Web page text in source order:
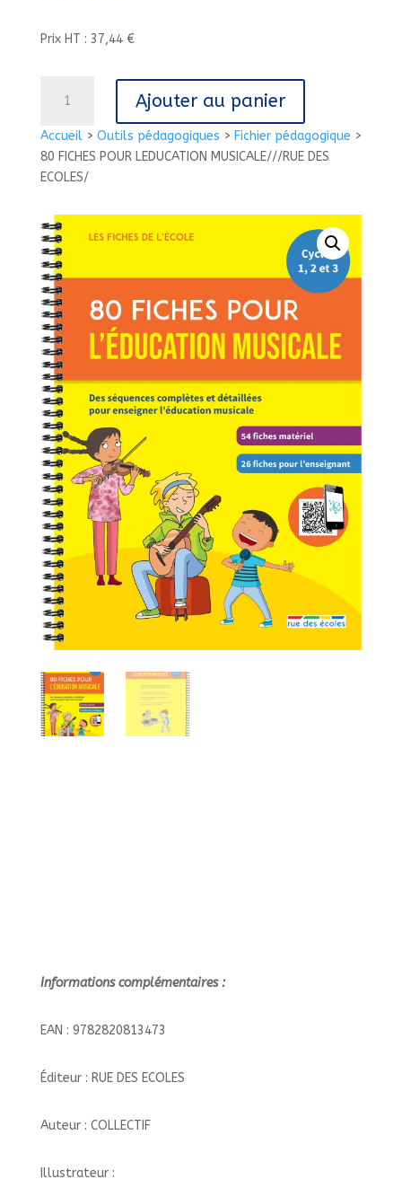
Accueil> Outils pédagogiques > Fichier pédagogique >
80 FICHES POUR LEDUCATION MUSICALE///RUE DES
ECOLES/
Prix HT : 37,44 €
80
FICHES
POUR
DES
ECOLES/
Ajouter au panier
Informations complémentaires :
EAN : 9782820813473
Éditeur : RUE DES ECOLES
Auteur : COLLECTIF
Illustrateur :